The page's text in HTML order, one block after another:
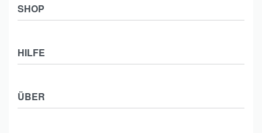
SHOP
Collections
Männer
Kids
HILFE
Zahlung & Versand
Widerrufsbelehrung
ÜBER